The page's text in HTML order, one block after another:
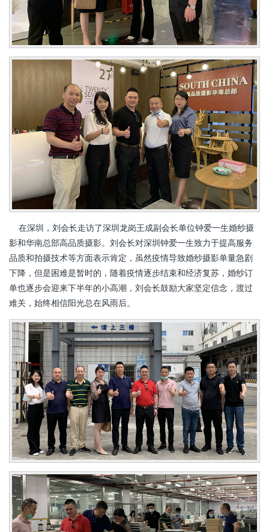
在深圳，刘会长走访了深圳龙岗王成副会长单位钟爱一生婚纱摄
影和华南总部高品质摄影。刘会长对深圳钟爱一生致力于提高服务
品质和拍摄技术等方面表示肯定，虽然疫情导致婚纱摄影单量急剧
下降，但是困难是暂时的，随着疫情逐步结束和经济复苏，婚纱订
单也逐步会迎来下半年的小高潮，刘会长鼓励大家坚定信念，渡过
难关，始终相信阳光总在风雨后。